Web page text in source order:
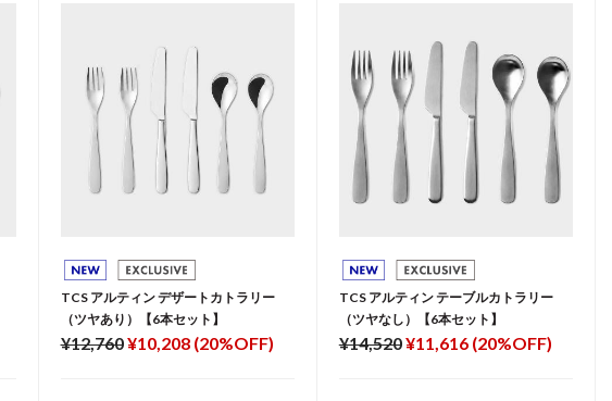
TCS アルティン デザートカトラリー
（ツヤあり）【6本セット】
¥12,760¥10,208 (20%OFF)
TCS アルティン テーブルカトラリー
（ツヤなし）【6本セット】
¥14,520¥11,616 (20%OFF)